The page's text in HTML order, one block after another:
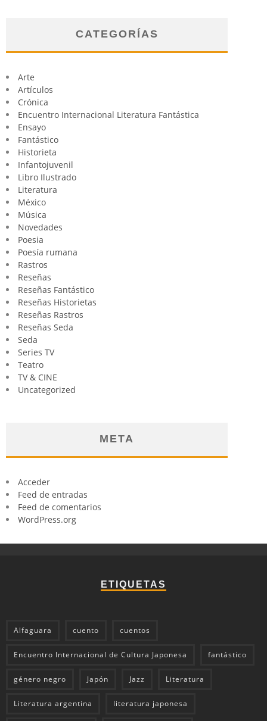
CATEGORÍAS
Arte
Artículos
Crónica
Encuentro Internacional Literatura Fantástica
Ensayo
Fantástico
Historieta
Infantojuvenil
Libro Ilustrado
Literatura
México
Música
Novedades
Poesia
Poesía rumana
Rastros
Reseñas
Reseñas Fantástico
Reseñas Historietas
Reseñas Rastros
Reseñas Seda
Seda
Series TV
Teatro
TV & CINE
Uncategorized
META
Acceder
Feed de entradas
Feed de comentarios
WordPress.org
ETIQUETAS
Alfaguara cuento cuentos
Encuentro Internacional de Cultura Japonesa fantástico
género negro Japón Jazz Literatura
Literatura argentina literatura japonesa